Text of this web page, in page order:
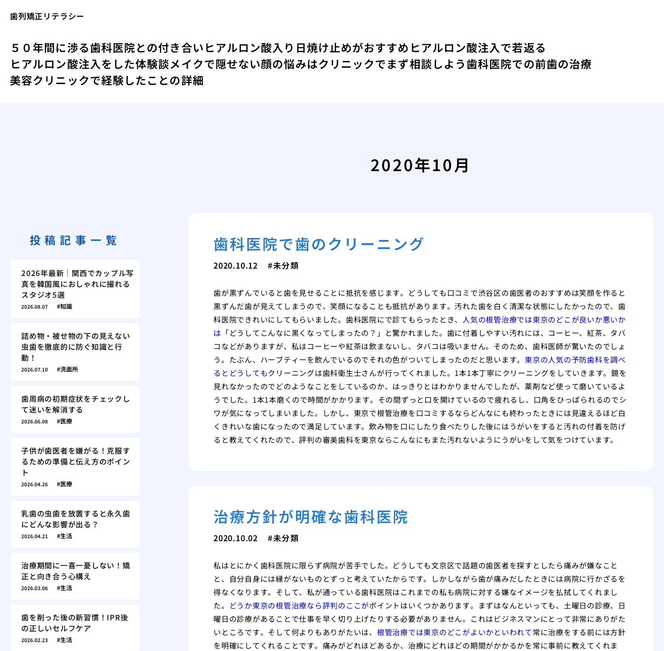
歯列矯正リテラシー
５０年間に渉る歯科医院との付き合いヒアルロン酸入り日焼け止めがおすすめ ヒアルロン酸注入で若返る
ヒアルロン酸注入をした体験談メイクで隠せない顔の悩みはクリニックでまず相談しよう歯科医院での前歯の治療
美容クリニックで経験したことの詳細
2020年10月
歯科医院で歯のクリーニング
2020.10.12 未分類
歯が黒ずんでいると歯を見せることに抵抗を感じます。どうしても口コミで渋谷区の歯医者のおすすめは笑顔を作ると
黒ずんだ歯が見えてしまうので、笑顔になることも抵抗があります。汚れた歯を白く清潔な状態にしたかったので、歯
科医院できれいにしてもらいました。歯科医院にで診てもらったとき、 人気の根管治療では東京のどこが良いか悪いか
は 「どうしてこんなに黒くなってしまったの？」と驚かれました。歯に付着しやすい汚れには、コーヒー、紅茶、タバ
コなどがありますが、私はコーヒーや紅茶は飲まないし、タバコは吸いません。そのため、歯科医師が驚いたのでしょ
う。たぶん、ハーブティーを飲んでいるのでそれの色がついてしまったのだと思います。 東京の人気の予防歯科を調べ
るとどうしてもクリーニングは歯科衛生士さんが行ってくれました。1本1本丁寧にクリーニングをしていきます。鏡を
見れなかったのでどのようなことをしているのか、はっきりとはわかりませんでしたが、薬剤など使って磨いているよ
うでした。1本1本磨くので時間がかかります。その間ずっと口を開けているので疲れるし、口角をひっぱられるのでシ
ワが気になってしまいました。しかし、東京で根管治療を口コミするならどんなにも終わったときには見違えるほど白
くきれいな歯になったので満足しています。飲み物を口にしたり食べたりした後にはうがいをすると汚れの付着を防げ
ると教えてくれたので、評判の審美歯科を東京ならこんなにもまた汚れないようにうがいをして気をつけています。
治療方針が明確な歯科医院
2020.10.02 未分類
私はとにかく歯科医院に限らず病院が苦手でした。どうしても文京区で話題の歯医者を探すとしたら痛みが嫌なこと
と、自分自身には縁がないものとずっと考えていたからです。しかしながら歯が痛みだしたときには病院に行かざるを
得なくなります。そして、私が通っている歯科医院はこれまでの私も病院に対する嫌なイメージを払拭してくれまし
た。 どうか東京の根管治療なら評判のここがポイントはいくつかあります。まずはなんといっても、土曜日の診療、日
曜日の診療があることで仕事を早く切り上げたりする必要がありません。これはビジネスマンにとって非常にありがた
いところです。そして何よりもありがたいは、 根管治療では東京のどこがよいかといわれて常に治療をする前には方針
を明確にしてくれることです。痛みがどれほどあるか、治療にどれほどの期間がかかるかを常に事前に教えてくれま
投稿記事一覧
2026年最新｜関西でカップル写
真を韓国風におしゃれに撮れる
スタジオ5選
2026.08.07 知識
詰め物・被せ物の下の見えない
虫歯を徹底的に防ぐ知識と行
動！
2026.07.10 洗面所
歯周病の初期症状をチェックし
て迷いを解消する
2026.06.08 医療
子供が歯医者を嫌がる！克服す
るための準備と伝え方のポイン
ト
2026.04.26 医療
乳歯の虫歯を放置すると永久歯
にどんな影響が出る？
2026.04.21 生活
治療期間に一喜一憂しない！矯
正と向き合う心構え
2026.03.06 生活
歯を削った後の新習慣！IPR後
の正しいセルフケア
2026.02.23 生活